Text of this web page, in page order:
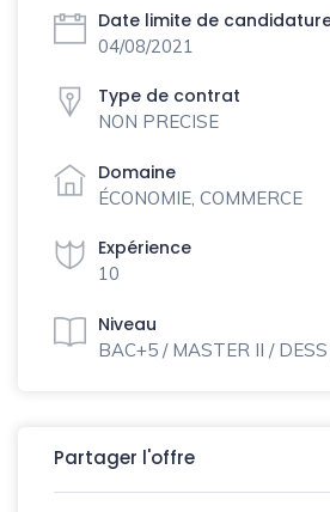
Date limite de
04/08/2021
Type de contrat
NON PRECISE
Domaine
ÉCONOMIE, COMMERCE
Expérience
10
Niveau
BAC+5 / MASTER II /
Partager l'offre